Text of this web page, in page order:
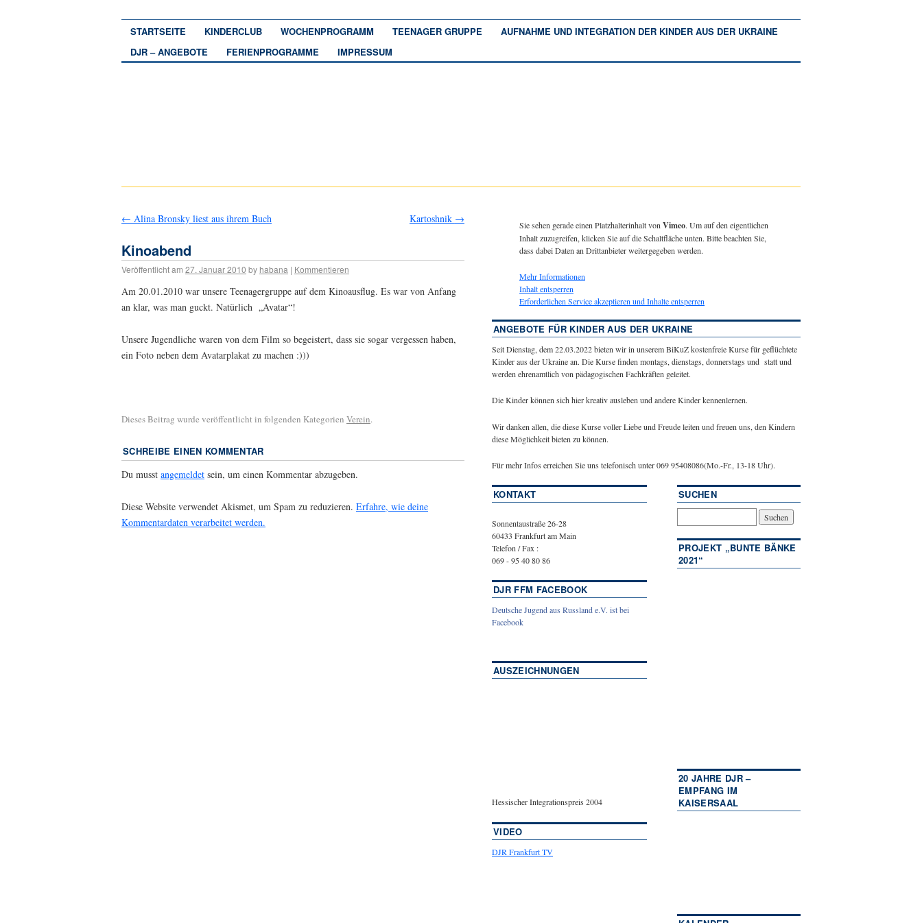
STARTSEITE KINDERCLUB WOCHENPROGRAMM TEENAGER GRUPPE
AUFNAHME UND INTEGRATION DER KINDER AUS DER UKRAINE
DJR – ANGEBOTE
FERIENPROGRAMME IMPRESSUM
← Alina Bronsky liest aus ihrem Buch Kartoshnik →
Kinoabend
Veröffentlicht am 27. Januar 2010 by habana | Kommentieren
Am 20.01.2010 war unsere Teenagergruppe auf dem Kinoausflug. Es war von Anfang
an klar, was man guckt. Natürlich „Avatar“!
Unsere Jugendliche waren von dem Film so begeistert, dass sie sogar vergessen haben,
ein Foto neben dem Avatarplakat zu machen :)))
Dieses Beitrag wurde veröffentlicht in folgenden Kategorien Verein.
SCHREIBE EINEN KOMMENTAR
Du musst angemeldet sein, um einen Kommentar abzugeben.
Diese Website verwendet Akismet, um Spam zu reduzieren. Erfahre, wie deine
Kommentardaten verarbeitet werden.
Sie sehen gerade einen Platzhalterinhalt von Vimeo. Um auf den eigentlichen
Inhalt zuzugreifen, klicken Sie auf die Schaltfläche unten. Bitte beachten Sie,
dass dabei Daten an Drittanbieter weitergegeben werden.
Mehr Informationen
Inhalt entsperren
Erforderlichen Service akzeptieren und Inhalte entsperren
ANGEBOTE FÜR KINDER AUS DER UKRAINE
Seit Dienstag, dem 22.03.2022 bieten wir in unserem BiKuZ kostenfreie Kurse für geflüchtete
Kinder aus der Ukraine an. Die Kurse finden montags, dienstags, donnerstags und statt und
werden ehrenamtlich von pädagogischen Fachkräften geleitet.
Die Kinder können sich hier kreativ ausleben und andere Kinder kennenlernen.
Wir danken allen, die diese Kurse voller Liebe und Freude leiten und freuen uns, den Kindern
diese Möglichkeit bieten zu können.
Für mehr Infos erreichen Sie uns telefonisch unter 069 95408086(Mo.-Fr., 13-18 Uhr).
KONTAKT
Sonnentaustraße 26-28
60433 Frankfurt am Main
Telefon / Fax :
069 - 95 40 80 86
DJR FFM FACEBOOK
Deutsche Jugend aus Russland e.V. ist bei
Facebook
AUSZEICHNUNGEN
Hessischer Integrationspreis 2004
VIDEO
DJR Frankfurt TV
SUCHEN
PROJEKT „BUNTE BÄNKE
2021“
20 JAHRE DJR –
EMPFANG IM
KAISERSAAL